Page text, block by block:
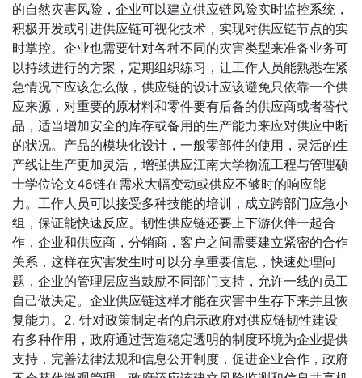
的自然灾害风险，企业可以建立供应链风险实时监控系统，
积极开发或引进供应链可视化技术，实现对供应链节点的实
时掌控。企业也需要针对各种不同的灾害类型来准备业务可
以持续进行的方案，定期组织练习，让工作人员能熟悉在紧
急情况下应该怎么做，供应链的设计应该避免只依靠一个供
应来源，对重要的原材料和零件要有后备的供应商或者替代
品，适当增加安全的库存或备用的生产能力来应对供应中断
的状况。产品的模块化设计，一般零部件的使用，灵活的生
产线让生产更加灵活，增强供应江南大学物流工程与管理硕
士学位论文46链在需求大幅变动或供应不够时的响应能
力。工作人员可以接受多种技能的培训，成立跨部门应急小
组，保证能快速反应。韧性供应链还要上下游伙伴一起合
作，企业和供应商，分销商，客户之间需要建立紧密的合作
关系，这样在灾害发生时可以分享重要信息，快速处理问
题，企业的管理层应当鼓励不同部门支持，允许一线的员工
自己做决定。企业供应链这样才能在灾害中生存下来并且恢
复能力。2. 针对政策制定者的启示政府对供应链韧性建设
有多种作用，政府通过营造稳定透明的制度环境为企业提供
支持，完善法律法规和信息公开制度，促进企业合作，政府